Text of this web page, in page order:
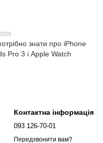
знати про iPhone
Pro 3 і Apple Watch
Контактна інформація
093 126-70-01
Передзвонити вам?